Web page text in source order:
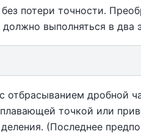
без потери точности.
выполняться в два
отбрасыванием дробной
точкой или
(Последнее